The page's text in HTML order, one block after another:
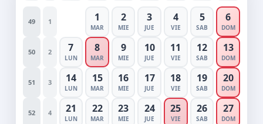
49 1 1
MAR
2
MIE
3
JUE
4
VIE
5
SAB
6
DOM
50 2 7
LUN
8
MAR
9
MIE
10
JUE
11
VIE
12
SAB
13
DOM
51 3 14
LUN
15
MAR
16
MIE
17
JUE
18
VIE
19
SAB
20
DOM
52 4 21
LUN
22
MAR
23
MIE
24
JUE
25
VIE
26
SAB
27
DOM